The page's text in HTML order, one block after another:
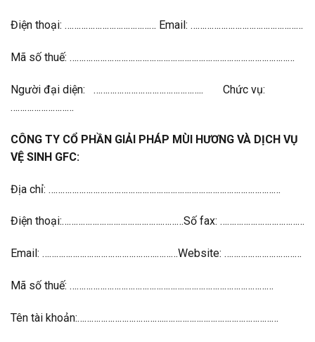
Điện thoại: ………………………………… Email: …………………………………………
Mã số thuế: ……………………………………………………………………………………
Người đại diện: ………………………………………..
Chức vụ:
………………………
CÔNG TY CỔ PHẦN GIẢI PHÁP MÙI HƯƠNG VÀ DỊCH VỤ
VỆ SINH GFC:
Địa chỉ: ………………………………………………………………………………………
Điện thoại:…………………………………….………Số fax: ………………………………
Email: ………………………………………….………Website: ……………………………
Mã số thuế: ……………………………………………………………………………
Tên tài khoản:………………………………..…………………………………………